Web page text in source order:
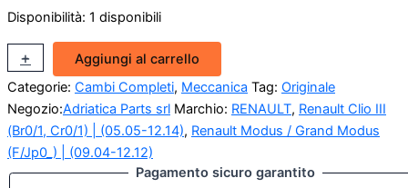
1.830,00 €.854,00 €.
Disponibilità: 1 disponibili
-
Cambio
Meccanico
Nuovo
Originale
Renault
Clio
III
Modus
+
Aggiungi al carrello
Categorie: Cambi Completi, Meccanica Tag: Originale
Negozio:Adriatica Parts srl Marchio: RENAULT, Renault Clio III
(Br0/1, Cr0/1) | (05.05-12.14), Renault Modus / Grand Modus
(F/Jp0_) | (09.04-12.12)
Pagamento sicuro garantito